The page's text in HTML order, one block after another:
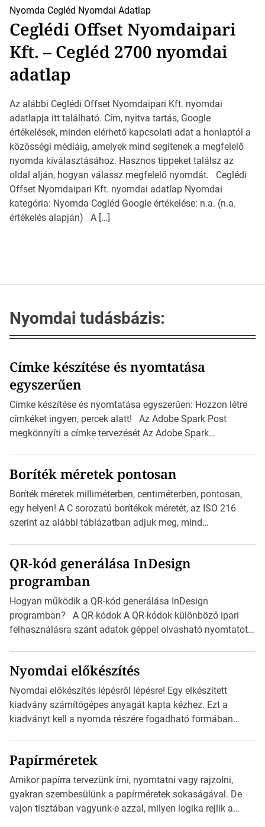
Nyomda Cegléd Nyomdai Adatlap
Ceglédi Offset Nyomdaipari
Kft. – Cegléd 2700 nyomdai
adatlap
Az alábbi Ceglédi Offset Nyomdaipari Kft. nyomdai
adatlapja itt található. Cím, nyitva tartás, Google
értékelések, minden elérhető kapcsolati adat a honlaptól a
közösségi médiáig, amelyek mind segítenek a megfelelő
nyomda kiválasztásához. Hasznos tippeket találsz az
oldal alján, hogyan válassz megfelelő nyomdát. Ceglédi
Offset Nyomdaipari Kft. nyomdai adatlap Nyomdai
kategória: Nyomda Cegléd Google értékelése: n.a. (n.a.
értékelés alapján) A […]
Nyomdai tudásbázis:
Címke készítése és nyomtatása
egyszerűen
Címke készítése és nyomtatása egyszerűen: Hozzon létre
címkéket ingyen, percek alatt! Az Adobe Spark Post
megkönnyíti a címke tervezését Az Adobe Spark
igazán foroghatnak a kreatív fogaskerekek, miközben
zajlik a saját címke készítése. Hogyan készítsünk címkét?
Válasszon méretet és alakot: Válassza ki a kívánt címke
méretét. Akár néhány személyes […]
Boríték méretek pontosan
Boríték méretek milliméterben, centiméterben, pontosan,
egy helyen! A C sorozatú borítékok méretét, az ISO 216
szerint az alábbi táblázatban adjuk meg, mind
az A4-es papírlaphoz viszonyítva. Az amerikai és észak-
amerikai boríték méretére az ISO 216 nem vonatkozik.
Boríték méretének táblázata C0-tól C10-ig […]
QR-kód generálása InDesign
programban
Hogyan működik a QR-kód generálása InDesign
programban? A QR-kódok A QR-kódok különböző ipari
felhasználásra szánt adatok géppel olvasható nyomtatott
telepíthet egy QR-kód-leolvasó alkalmazást, ami leolvasni
és dekódolni képes az URL-információt és átirányítja a
telefon böngészőjét a cég weblapjára. A QR-kód
beolvasása után a felhasználó szöveges üzenetet kaphat,
Nyomdai előkészítés
Nyomdai előkészítés lépésről lépésre! Egy elkészített
kiadvány számítógépes anyagát kapta kézhez. Ezt a
kiadványt kell a nyomda részére fogadható formában
Illustratorban készült vektorgrafika. Minden esetben
konzultáljunk a nyomdával, mielőtt elkezdjük a nyomdai
előkészítést!Nehogy az elkészült munka után derüljön ki,
hogy valamit másképp kellett volna csinálni! […]
Papírméretek
Amikor papírra tervezünk írni, nyomtatni vagy rajzolni,
gyakran szembesülünk a papírméretek sokaságával. De
vajon tisztában vagyunk-e azzal, milyen logika rejlik a